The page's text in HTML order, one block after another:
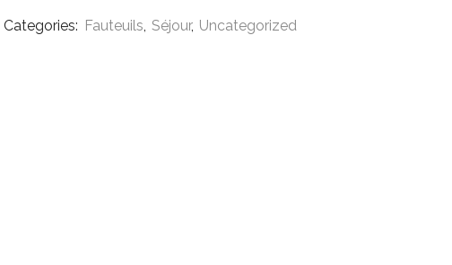
Categories: Fauteuils, Séjour, Uncategorized